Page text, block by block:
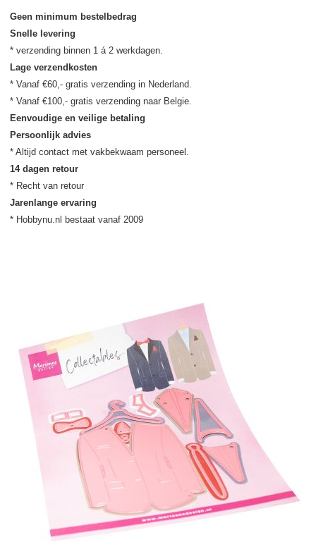
Geen minimum bestelbedrag
Snelle levering
Lage verzendkosten
* Vanaf €60,- gratis verzending in Nederland.
Eenvoudige en veilige betaling
Persoonlijk advies
14 dagen retour
Jarenlange ervaring
* Hobbynu.nl bestaat vanaf 2009